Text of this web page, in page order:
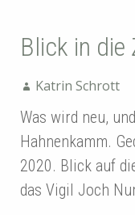
Blick in die
Katrin Schrott
Was wird neu,
Hahnenkamm.
2020. Blick auf
das Vigil Joch